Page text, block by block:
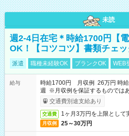
未読
週2-4日在宅＊時給1700円【
OK！【コツコツ】書類チェッ
派遣 職種未経験OK ブランクOK WEB
給与
時給1700円 月収例 26万円 時
週 ※月収例を保証するものではあ
交通費別途支給あり
交通費 1ヶ月3万円を上限として
月収例 25～30万円